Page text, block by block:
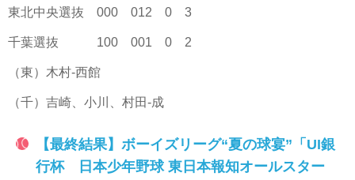
東北中央選抜 000 012 0 3
千葉選抜 100 001 0 2
（東）木村-西館
（千）吉崎、小川、村田-成
【最終結果】ボーイズリーグ“夏の球宴”「UI銀
行杯 日本少年野球 東日本報知オールスター